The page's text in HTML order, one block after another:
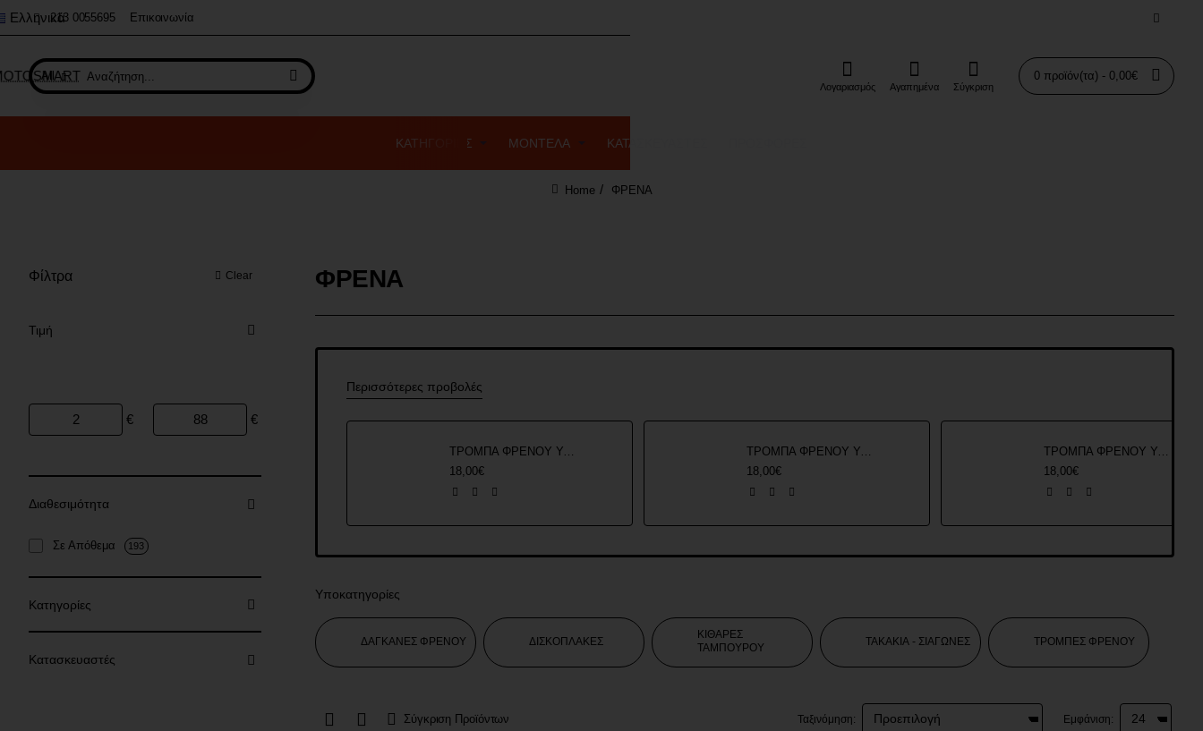
213 0055695 Επικοινωνία
Ελληνικά
All
Αναζήτηση... Λογαριασμός Αγαπημένα Σύγκριση
0 προϊόν(τα) - 0,00€
ΚΑΤΗΓΟΡΙΕΣ ΜΟΝΤΕΛΑ ΚΑΤΑΣΚΕΥΑΣΤΕΣ
ΦΡΕΝΑ
Φίλτρα Clear
Τιμή
€ €
Διαθεσιμότητα
Σε Απόθεμα 193
Κατηγορίες
Κατασκευαστές
ΦΡΕΝΑ
Περισσότερες προβολές
18,00€
18,00€
18,00€
Υποκατηγορίες
ΔΑΓΚΑΝΕΣ ΦΡΕΝΟΥ ΔΙΣΚΟΠΛΑΚΕΣ
ΚΙΘΑΡΕΣ
ΤΑΜΠΟΥΡΟΥ
ΤΑΚΑΚΙΑ - ΣΙΑΓΩΝΕΣ ΤΡΟΜΠΕΣ ΦΡΕΝΟΥ
Σύγκριση Προϊόντων Ταξινόμηση: Εμφάνιση: